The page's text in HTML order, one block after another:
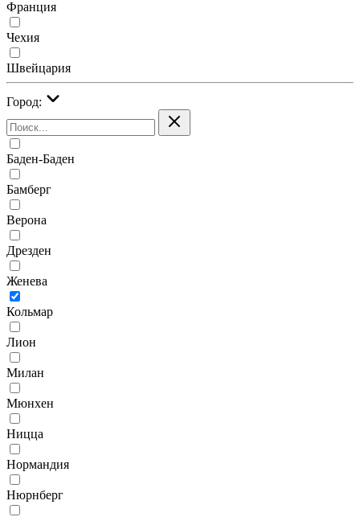
Франция
Чехия
Швейцария
Город:
Баден-Баден
Бамберг
Верона
Дрезден
Женева
Кольмар
Лион
Милан
Мюнхен
Ницца
Нормандия
Нюрнберг